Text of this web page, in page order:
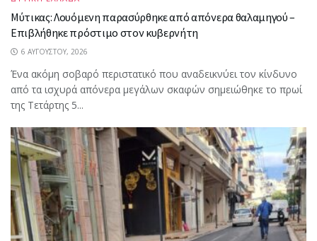
Μύτικας: Λουόμενη παρασύρθηκε από απόνερα θαλαμηγού –
Επιβλήθηκε πρόστιμο στον κυβερνήτη
6 ΑΥΓΟΎΣΤΟΥ, 2026
Ένα ακόμη σοβαρό περιστατικό που αναδεικνύει τον κίνδυνο
από τα ισχυρά απόνερα μεγάλων σκαφών σημειώθηκε το πρωί
της Τετάρτης 5...